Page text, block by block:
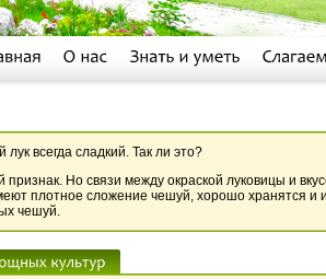
всегда сладкий. Так ли это?
признак. Но связи между окраской луковицы и
плотное сложение чешуй, хорошо хранятся и
чешуй.